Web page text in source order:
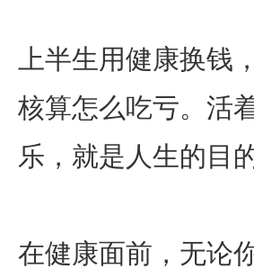
上半生用健康换钱
核算怎么吃亏。活
乐，就是人生的目的
在健康面前，无论